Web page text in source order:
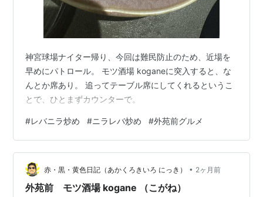
神宮球場ナイター帰り、今回は難民防止のため、近場を
早めにパトロール。 モツ酒場 koganeに突入すると、な
んとか席あり。 追ってテーブル席にしてくれるというこ
とで、ひとまずカウンターで。
#レバニラ炒め #ニラレバ炒め #外苑前グルメ
赤・黒・黄色日記（あかくろきいろ にっき） • 2ヶ月前
外苑前 モツ酒場 kogane （こがね）